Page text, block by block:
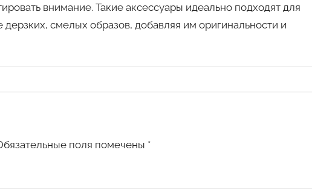
внимание. Такие аксессуары идеально подходят для
дерзких, смелых образов, добавляя им оригинальности и
поля помечены *